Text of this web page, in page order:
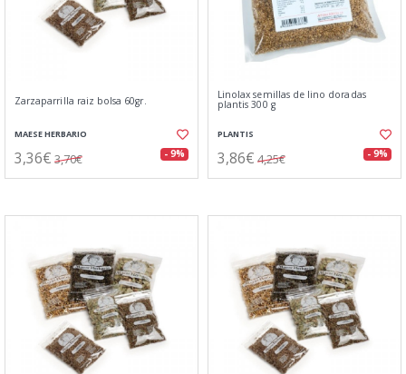
Zarzaparrilla raiz bolsa 60gr.
MAESE HERBARIO
3,36€ 3,70€ - 9%
Linolax semillas de lino doradas
plantis 300 g
PLANTIS
3,86€ 4,25€ - 9%